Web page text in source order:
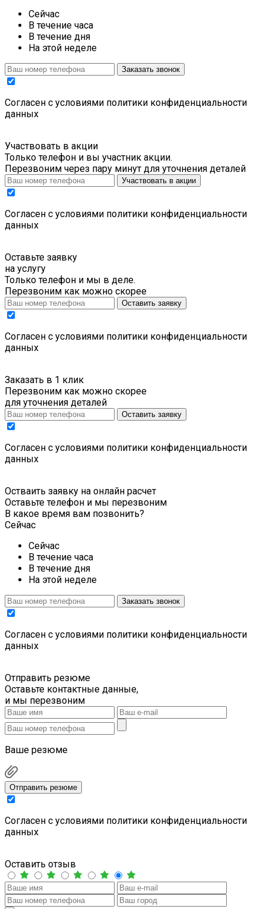
Сейчас
В течение часа
В течение дня
На этой неделе
Заказать звонок
Cогласен с условиями политики конфиденциальности
данных
Участвовать в акции
Только телефон и вы участник акции.
Перезвоним через пару минут для уточнения деталей
Участвовать в акции
Cогласен с условиями политики конфиденциальности
данных
Оставьте заявку
на услугу
Только телефон и мы в деле.
Перезвоним как можно скорее
Оставить заявку
Cогласен с условиями политики конфиденциальности
данных
Заказать в 1 клик
Перезвоним как можно скорее
для уточнения деталей
Оставить заявку
Cогласен с условиями политики конфиденциальности
данных
Остваить заявку на онлайн расчет
Оставьте телефон и мы перезвоним
В какое время вам позвонить?
Сейчас
Сейчас
В течение часа
В течение дня
На этой неделе
Заказать звонок
Cогласен с условиями политики конфиденциальности
данных
Отправить резюме
Оставьте контактные данные,
и мы перезвоним
Ваше резюме
Отправить резюме
Cогласен с условиями политики конфиденциальности
данных
Оставить отзыв